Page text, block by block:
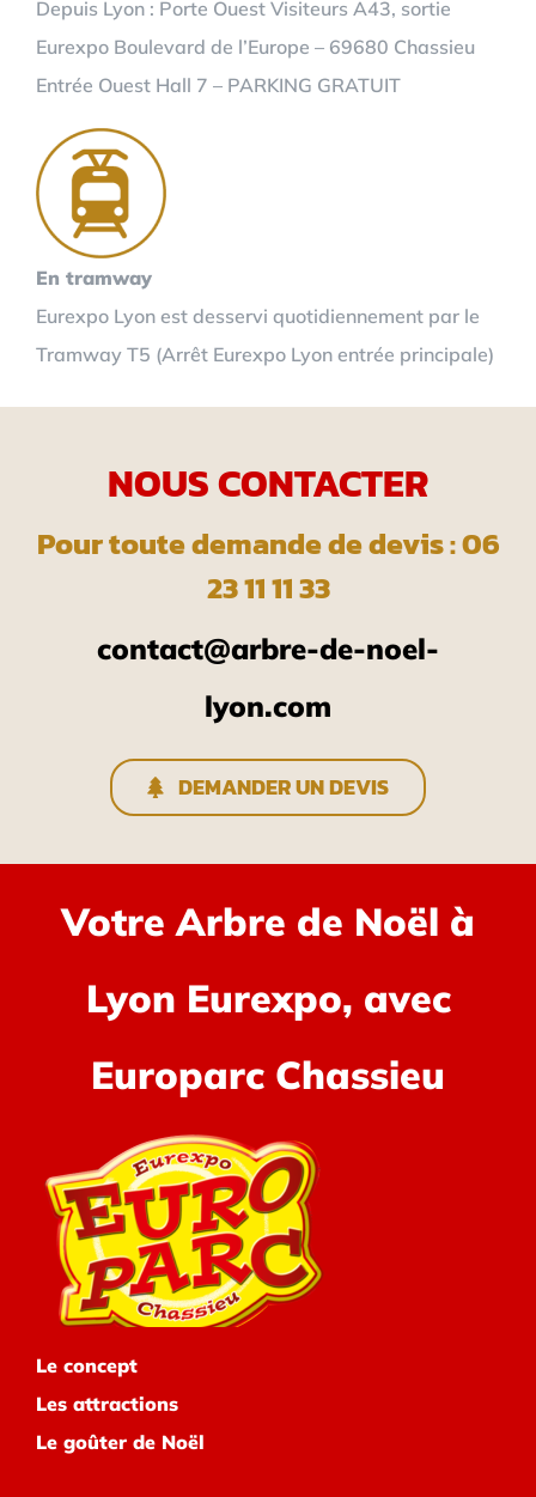
Depuis Lyon : Porte Ouest Visiteurs A43, sortie
Eurexpo Boulevard de l’Europe – 69680 Chassieu
Entrée Ouest Hall 7 – PARKING GRATUIT
En tramway
Eurexpo Lyon est desservi quotidiennement par le
Tramway T5 (Arrêt Eurexpo Lyon entrée principale)
NOUS CONTACTER
Pour toute demande de devis : 06
23 11 11 33
contact@arbre-de-noel-
lyon.com
DEMANDER UN DEVIS
Votre Arbre de Noël à
Lyon Eurexpo, avec
Europarc Chassieu
Le concept
Les attractions
Le goûter de Noël